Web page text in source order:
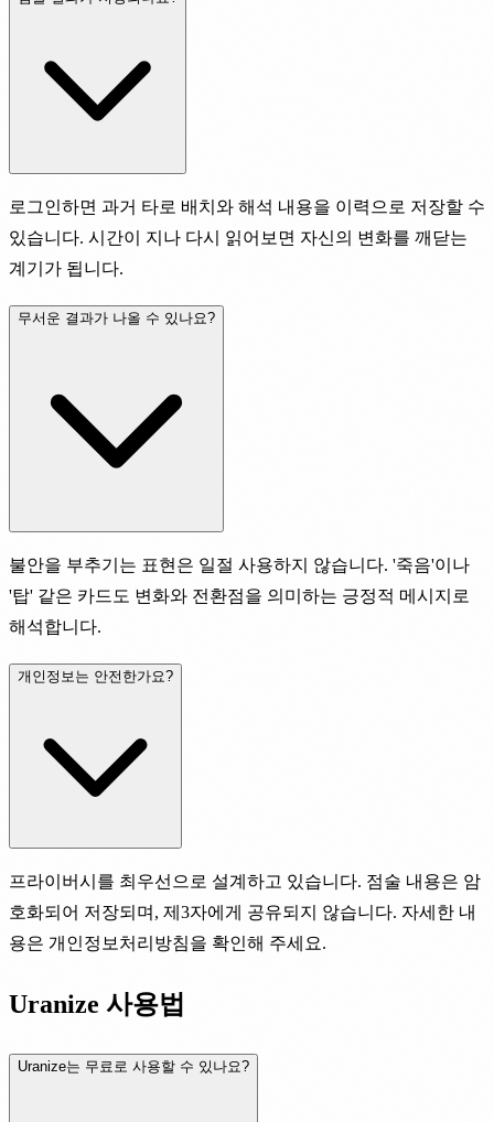
로그인하면 과거 타로 배치와 해석 내용을 이력으로 저장할 수
있습니다. 시간이 지나 다시 읽어보면 자신의 변화를 깨닫는
계기가 됩니다.
무서운 결과가 나올 수 있나요?
불안을 부추기는 표현은 일절 사용하지 않습니다. '죽음'이나
'탑' 같은 카드도 변화와 전환점을 의미하는 긍정적 메시지로
해석합니다.
개인정보는 안전한가요?
프라이버시를 최우선으로 설계하고 있습니다. 점술 내용은 암
호화되어 저장되며, 제3자에게 공유되지 않습니다. 자세한 내
용은 개인정보처리방침을 확인해 주세요.
Uranize 사용법
Uranize는 무료로 사용할 수 있나요?